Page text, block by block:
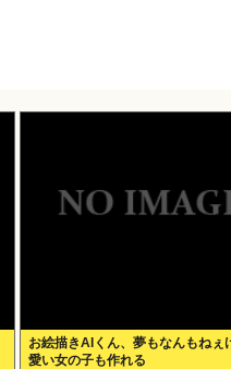
お絵描きAIくん、夢もなんもねぇ
愛い女の子も作れる